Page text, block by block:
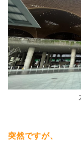
突然ですが、